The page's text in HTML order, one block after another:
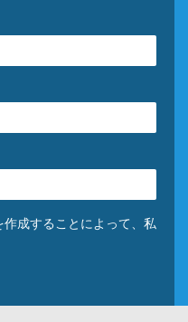
成することによって、私